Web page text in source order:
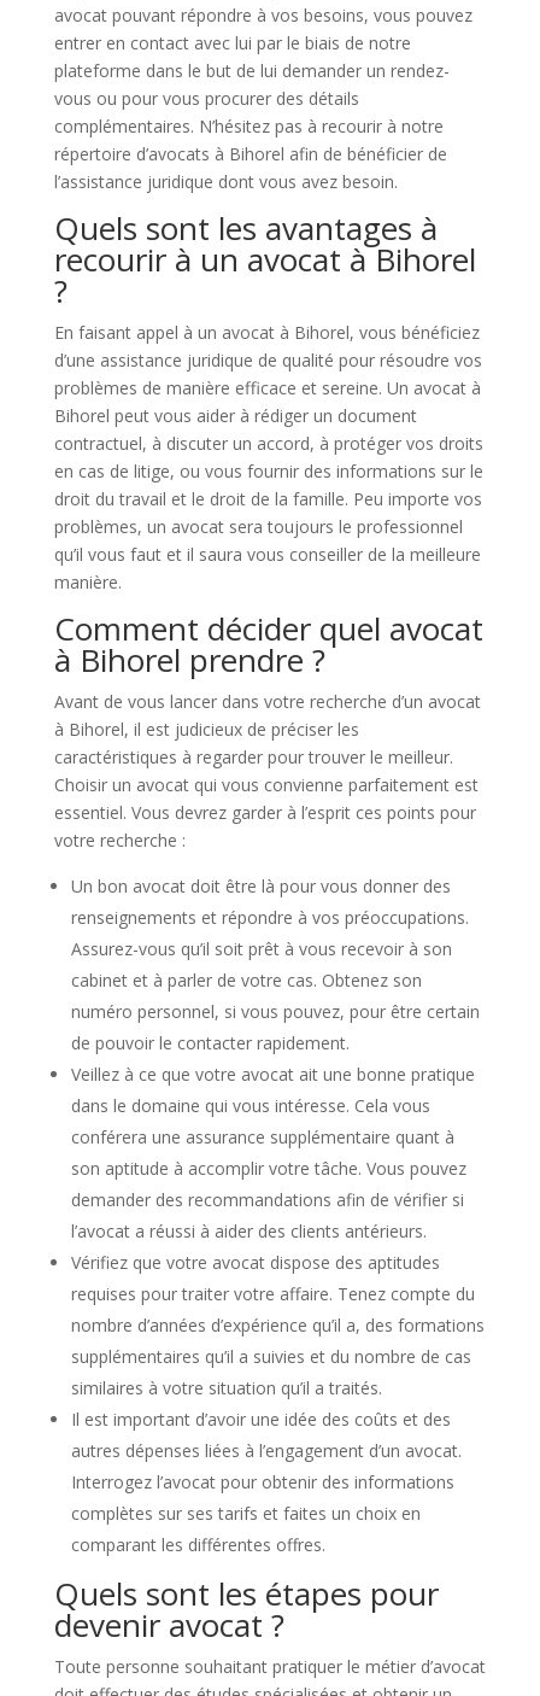
avocat pouvant répondre à vos besoins, vous pouvez
entrer en contact avec lui par le biais de notre
plateforme dans le but de lui demander un rendez-
vous ou pour vous procurer des détails
complémentaires. N’hésitez pas à recourir à notre
répertoire d’avocats à Bihorel afin de bénéficier de
l’assistance juridique dont vous avez besoin.
Quels sont les avantages à
recourir à un avocat à Bihorel
?
En faisant appel à un avocat à Bihorel, vous bénéficiez
d’une assistance juridique de qualité pour résoudre vos
problèmes de manière efficace et sereine. Un avocat à
Bihorel peut vous aider à rédiger un document
contractuel, à discuter un accord, à protéger vos droits
en cas de litige, ou vous fournir des informations sur le
droit du travail et le droit de la famille. Peu importe vos
problèmes, un avocat sera toujours le professionnel
qu’il vous faut et il saura vous conseiller de la meilleure
manière.
Comment décider quel avocat
à Bihorel prendre ?
Avant de vous lancer dans votre recherche d’un avocat
à Bihorel, il est judicieux de préciser les
caractéristiques à regarder pour trouver le meilleur.
Choisir un avocat qui vous convienne parfaitement est
essentiel. Vous devrez garder à l’esprit ces points pour
votre recherche :
Un bon avocat doit être là pour vous donner des
renseignements et répondre à vos préoccupations.
Assurez-vous qu’il soit prêt à vous recevoir à son
cabinet et à parler de votre cas. Obtenez son
numéro personnel, si vous pouvez, pour être certain
de pouvoir le contacter rapidement.
Veillez à ce que votre avocat ait une bonne pratique
dans le domaine qui vous intéresse. Cela vous
conférera une assurance supplémentaire quant à
son aptitude à accomplir votre tâche. Vous pouvez
demander des recommandations afin de vérifier si
l’avocat a réussi à aider des clients antérieurs.
Vérifiez que votre avocat dispose des aptitudes
requises pour traiter votre affaire. Tenez compte du
nombre d’années d’expérience qu’il a, des formations
supplémentaires qu’il a suivies et du nombre de cas
similaires à votre situation qu’il a traités.
Il est important d’avoir une idée des coûts et des
autres dépenses liées à l’engagement d’un avocat.
Interrogez l’avocat pour obtenir des informations
complètes sur ses tarifs et faites un choix en
comparant les différentes offres.
Quels sont les étapes pour
devenir avocat ?
Toute personne souhaitant pratiquer le métier d’avocat